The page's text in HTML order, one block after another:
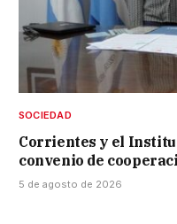
SOCIEDAD
Corrientes y el
convenio de
5 de agosto de 2026